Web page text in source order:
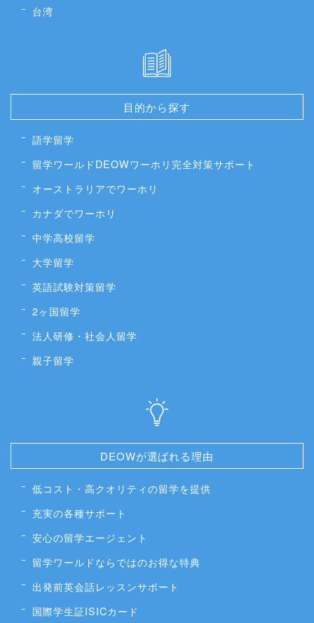
台湾
目的から探す
語学留学
留学ワールドDEOWワーホリ完全対策サポート
オーストラリアでワーホリ
カナダでワーホリ
中学高校留学
大学留学
英語試験対策留学
2ヶ国留学
法人研修・社会人留学
親子留学
DEOWが選ばれる理由
低コスト・高クオリティの留学を提供
充実の各種サポート
安心の留学エージェント
留学ワールドならではのお得な特典
出発前英会話レッスンサポート
国際学生証ISICカード